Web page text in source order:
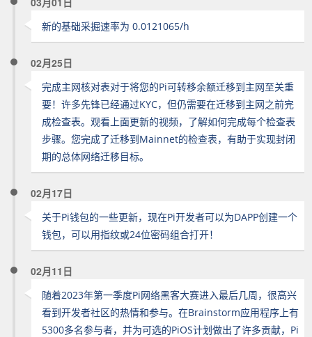
新的基础采掘速率为 0.0121065/h
02月25日
完成主网核对表对于将您的Pi可转移余额迁移到主网至关重
要！许多先锋已经通过KYC，但仍需要在迁移到主网之前完
成检查表。观看上面更新的视频，了解如何完成每个检查表
步骤。您完成了迁移到Mainnet的检查表，有助于实现封闭
期的总体网络迁移目标。
02月17日
关于Pi钱包的一些更新，现在Pi开发者可以为DAPP创建一个
钱包，可以用指纹或24位密码组合打开！
02月11日
随着2023年第一季度Pi网络黑客大赛进入最后几周，很高兴
看到开发者社区的热情和参与。在Brainstorm应用程序上有
5300多名参与者，并为可选的PiOS计划做出了许多贡献，Pi